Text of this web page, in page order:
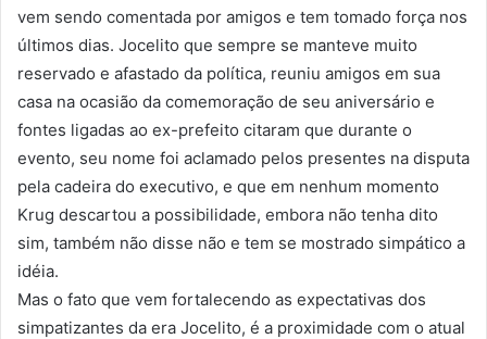
vem sendo comentada por amigos e tem tomado força nos
últimos dias. Jocelito que sempre se manteve muito
reservado e afastado da política, reuniu amigos em sua
casa na ocasião da comemoração de seu aniversário e
fontes ligadas ao ex-prefeito citaram que durante o
evento, seu nome foi aclamado pelos presentes na disputa
pela cadeira do executivo, e que em nenhum momento
Krug descartou a possibilidade, embora não tenha dito
sim, também não disse não e tem se mostrado simpático a
idéia.
Mas o fato que vem fortalecendo as expectativas dos
simpatizantes da era Jocelito, é a proximidade com o atual